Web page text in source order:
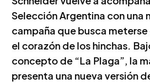
Selección Argentina con una
campaña que busca meterse
el corazón de los hinchas.
concepto de “La Plaga”, la
presenta una nueva versión